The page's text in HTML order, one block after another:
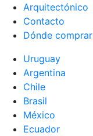
Arquitectónico
Contacto
Dónde comprar
Uruguay
Argentina
Chile
Brasil
México
Ecuador